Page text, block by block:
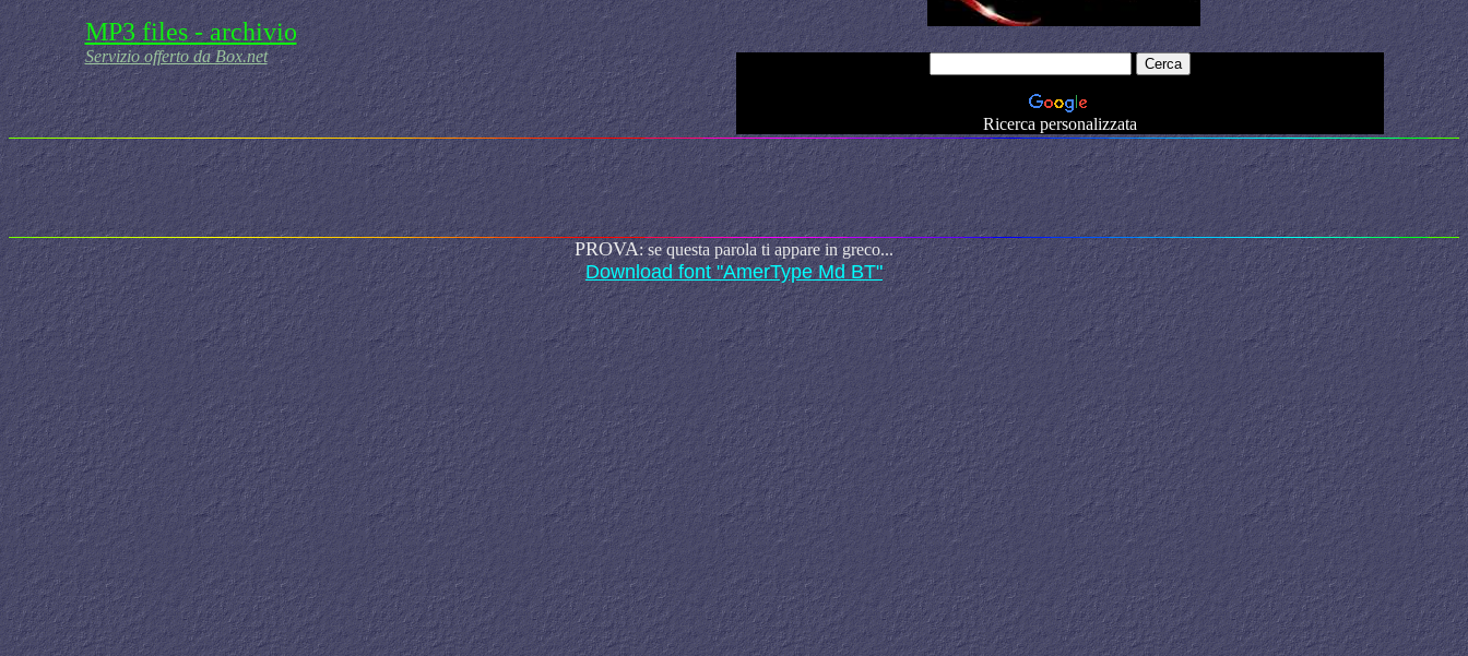
MP3 files - archivio
Servizio offerto da Box.net
Ricerca personalizzata
PROVA: se questa parola ti appare in greco...
Download font "AmerType Md BT"